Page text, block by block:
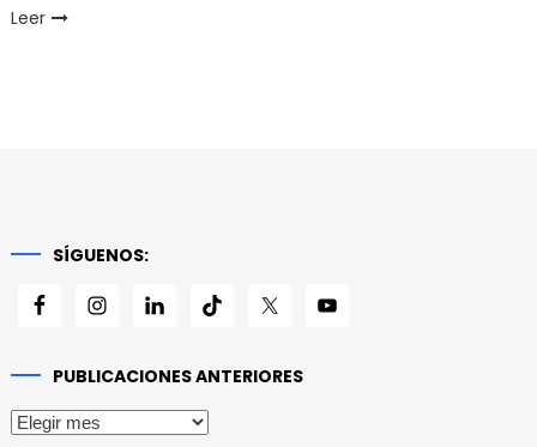
Leer
SÍGUENOS:
PUBLICACIONES ANTERIORES
Publicaciones